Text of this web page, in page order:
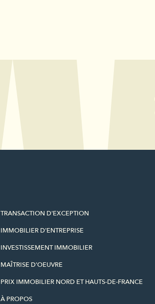
TRANSACTION D'EXCEPTION
IMMOBILIER D'ENTREPRISE
INVESTISSEMENT IMMOBILIER
MAÎTRISE D'OEUVRE
PRIX IMMOBILIER NORD ET HAUTS-DE-FRANCE
À PROPOS